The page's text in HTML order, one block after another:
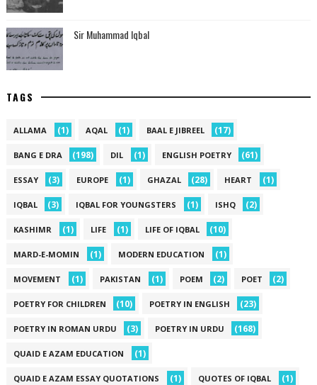
Sir Muhammad Iqbal
TAGS
ALLAMA (1) AQAL (1) BAAL E JIBREEL (17)
BANG E DRA (198) DIL (1) ENGLISH POETRY (61)
ESSAY (3) EUROPE (1) GHAZAL (28) HEART (1)
IQBAL (3) IQBAL FOR YOUNGSTERS (1) ISHQ (2)
KASHIMR (1) LIFE (1) LIFE OF IQBAL (10)
MARD-E-MOMIN (1) MODERN EDUCATION (1)
MOVEMENT (1) PAKISTAN (1) POEM (2) POET (2)
POETRY FOR CHILDREN (10) POETRY IN ENGLISH (23)
POETRY IN ROMAN URDU (3) POETRY IN URDU (168)
QUAID E AZAM EDUCATION (1)
QUAID E AZAM ESSAY QUOTATIONS (1) QUOTES OF IQBAL (1)